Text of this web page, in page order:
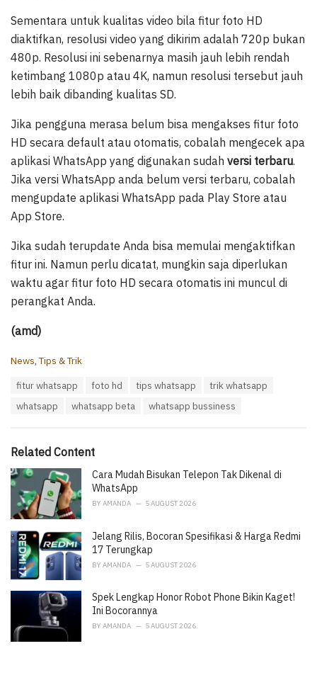
Sementara untuk kualitas video bila fitur foto HD
diaktifkan, resolusi video yang dikirim adalah 720p bukan
480p. Resolusi ini sebenarnya masih jauh lebih rendah
ketimbang 1080p atau 4K, namun resolusi tersebut jauh
lebih baik dibanding kualitas SD.
Jika pengguna merasa belum bisa mengakses fitur foto
HD secara default atau otomatis, cobalah mengecek apa
aplikasi WhatsApp yang digunakan sudah versi terbaru.
Jika versi WhatsApp anda belum versi terbaru, cobalah
mengupdate aplikasi WhatsApp pada Play Store atau
App Store.
Jika sudah terupdate Anda bisa memulai mengaktifkan
fitur ini. Namun perlu dicatat, mungkin saja diperlukan
waktu agar fitur foto HD secara otomatis ini muncul di
perangkat Anda.
(amd)
C
i
s
:
News,Tips & Trik
fitur whatsapp foto hd tips whatsapp
trik whatsapp
whatsapp
whatsapp beta whatsapp bussiness
Related Content
Cara Mudah Bisukan Telepon Tak Dikenal di
WhatsApp
BY AMANDA 5 AUGUST 2026
Jelang Rilis, Bocoran Spesifikasi & Harga Redmi
17 Terungkap
BY AMANDA 5 AUGUST 2026
Spek Lengkap Honor Robot Phone Bikin Kaget!
Ini Bocorannya
BY AMANDA 5 AUGUST 2026